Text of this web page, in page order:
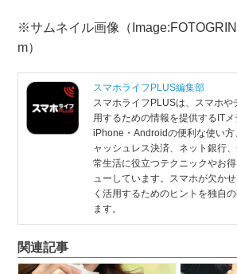
※サムネイル画像（
m）
スマホライフPLUS編集部
スマホライフPLUSは、スマホ
用するための情報を提供するITメ
iPhone・Androidの便利な使い方
ャッシュレス決済、ネット銀行
常生活に役立つテクニックやお
ューしています。スマホが欠か
く活用するためのヒントを独自
ます。
関連記事